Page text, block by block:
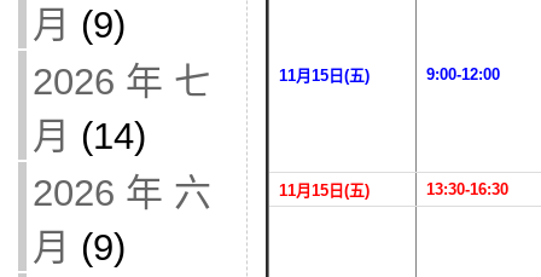
月 (9)
2026 年 七
月 (14)
2026 年 六
月 (9)
11月15日(五) 9:00-12:00
11月15日(五) 13:30-16:30